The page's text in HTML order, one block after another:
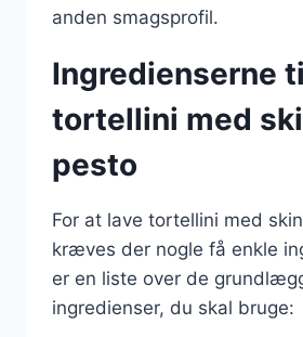
anden smagsprofil.
Ingredienserne
tortellini med
pesto
For at lave tortellini med
kræves der nogle få enkle
er en liste over de
ingredienser, du skal bruge: